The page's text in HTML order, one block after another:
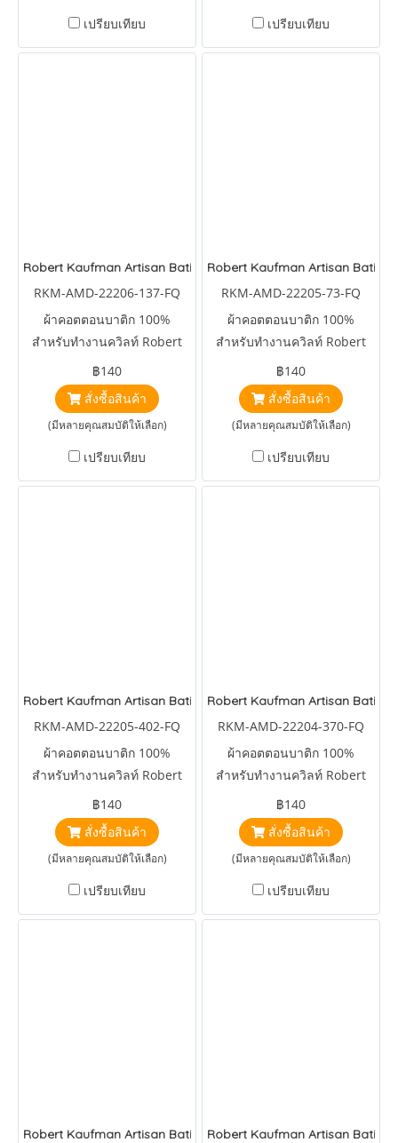
เปรียบเทียบ เปรียบเทียบ
Robert Kaufman Artisan Batiks Petite Pastels Flowers Lemon
RKM-AMD-22206-137-FQ
ผ้าคอตตอนบาติก 100%
สำหรับทำงานควิลท์ Robert
Kaufman Artisan Batiks
Petite Flowers Lemon
฿140
สั่งซื้อสินค้า
(มีหลายคุณสมบัติให้เลือก)
เปรียบเทียบ
Robert Kaufman Artisan Batiks
RKM-AMD-22205-73-FQ
ผ้าคอตตอนบาติก 100%
สำหรับทำงานควิลท์ Robert
Kaufman Artisan Batiks
Petite Leaves Lake
฿140
สั่งซื้อสินค้า
(มีหลายคุณสมบัติให้เลือก)
เปรียบเทียบ
Robert Kaufman Artisan Batiks Petite Pastels Leaves Parakeet
RKM-AMD-22205-402-FQ
ผ้าคอตตอนบาติก 100%
สำหรับทำงานควิลท์ Robert
Kaufman Artisan Batiks
Petite Leaves Parakeet
฿140
สั่งซื้อสินค้า
(มีหลายคุณสมบัติให้เลือก)
เปรียบเทียบ
Robert Kaufman Artisan Batiks
RKM-AMD-22204-370-FQ
ผ้าคอตตอนบาติก 100%
สำหรับทำงานควิลท์ Robert
Kaufman Artisan Batiks
Petite Flowers Pool
฿140
สั่งซื้อสินค้า
(มีหลายคุณสมบัติให้เลือก)
เปรียบเทียบ
Robert Kaufman Artisan Batiks Petite Pastels Paisley Pink
Robert Kaufman Artisan Batiks